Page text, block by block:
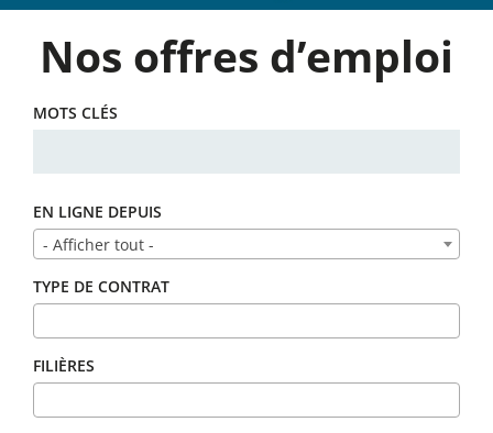
Nos offres d’emploi
MOTS CLÉS
EN LIGNE DEPUIS
- Afficher tout -
TYPE DE CONTRAT
FILIÈRES